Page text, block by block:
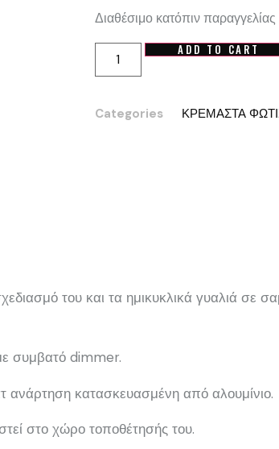
Διαθέσιμο κατόπιν παραγγελίας
ADD TO CART
Categories ΚΡΕΜΑΣΤΑ
του και τα ημικυκλικά γυαλιά
συμβατό dimmer.
ανάρτηση κατασκευασμένη από αλουμίνιο.
στο χώρο τοποθέτησής του.